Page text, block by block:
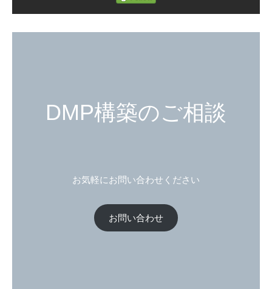
DMP構築のご相談
お気軽にお問い合わせください
お問い合わせ